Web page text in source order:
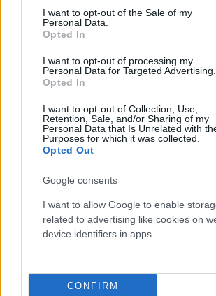
consent section.
I want to opt-out of the Sale of my
Personal Data.
Opted In
I want to opt-out of processing my
Personal Data for Targeted Advertising.
Opted In
I want to opt-out of Collection, Use,
Retention, Sale, and/or Sharing of my
Personal Data that Is Unrelated with
Purposes for which it was collected.
Opted Out
Google consents
I want to allow Google to enable
related to advertising like cookies on
device identifiers in apps.
CONFIRM
Παράλληλα ο κ. Αρτοποιός, είπε ότι
έχει διασφαλιστεί η δωρεάν
που έχουν πληγεί από την
της Πεντέλης και υπογράμμισε ότι
να καλούν στο τηλεφωνικό κέντρο
Κλιματικής Κρίσης και Πολιτικής